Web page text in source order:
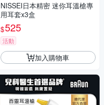
NISSEI日本精密 迷你耳溫槍專
用耳套x3盒
$525
活動
加入購物車